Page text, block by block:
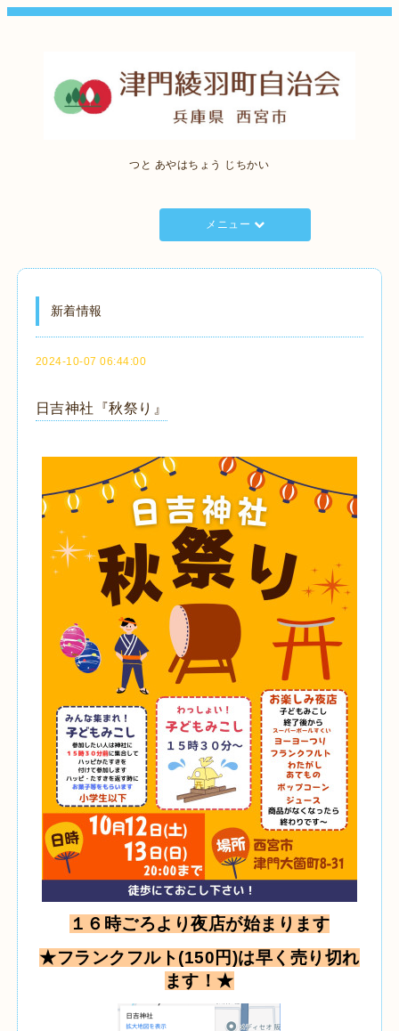
つと あやはちょう じちかい
メニュー
新着情報
2024-10-07 06:44:00
日吉神社『秋祭り』
１６時ごろより夜店が始まります
★フランクフルト(150円)は早く売り切れ
ます！★